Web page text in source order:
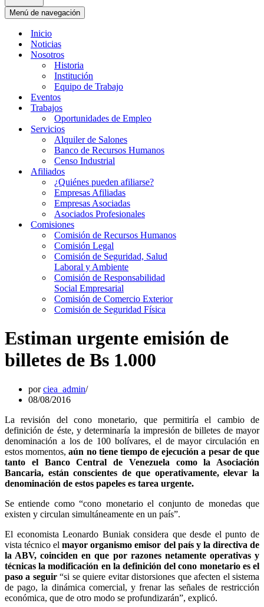
Menú de navegación
Inicio
Noticias
Nosotros
Historia
Institución
Equipo de Trabajo
Eventos
Trabajos
Oportunidades de Empleo
Servicios
Alquiler de Salones
Banco de Recursos Humanos
Censo Industrial
Afiliados
¿Quiénes pueden afiliarse?
Empresas Afiliadas
Empresas Asociadas
Asociados Profesionales
Comisiones
Comisión de Recursos Humanos
Comisión Legal
Comisión de Seguridad, Salud
Laboral y Ambiente
Comisión de Responsabilidad
Social Empresarial
Comisión de Comercio Exterior
Comisión de Seguridad Física
Estiman urgente emisión de
billetes de Bs 1.000
porciea_admin
08/08/2016
La revisión del cono monetario, que permitiría el cambio de
definición de éste, y determinaría la impresión de billetes de mayor
denominación a los de 100 bolívares, el de mayor circulación en
estos momentos,aún no tiene tiempo de ejecución a pesar de que
tanto el Banco Central de Venezuela como la Asociación
Bancaria, están conscientes de que operativamente, elevar la
denominación de estos papeles es tarea urgente.
Se entiende como “cono monetario el conjunto de monedas que
existen y circulan simultáneamente en un país”.
El economista Leonardo Buniak considera que desde el punto de
vista técnico elmayor organismo emisor del país y la directiva de
la ABV, coinciden en que por razones netamente operativas y
técnicas la modificación en la definición del cono monetario es el
paso a seguir“si se quiere evitar distorsiones que afecten el sistema
de pago, la dinámica comercial, y frenar las señales de restricción
económica, que de otro modo se profundizarán”, explicó.